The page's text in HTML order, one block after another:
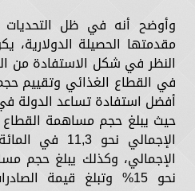
وأوضح أنه في ظل التحديات
مقدمتها الحصيلة الدولارية،
النظر في شكل الاستفادة من
في القطاع الغذائي وتقييم
أفضل استفادة تساعد الدولة
حيث يبلغ حجم مساهمة القطاع
الإجمالي
الإجمالي، وكذلك يبلغ حجم
نحو 15% وتبلغ قيمة